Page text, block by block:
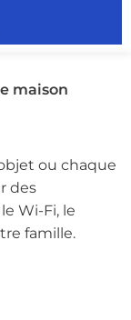
maison
ou chaque
des
Wi-Fi, le
famille.